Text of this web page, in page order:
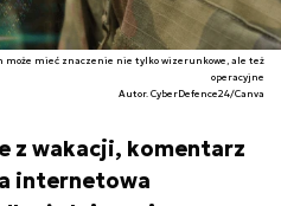
może mieć znaczenie nie tylko wizerunkowe, ale też
operacyjne
Autor. CyberDefence24/Canva
z wakacji, komentarz
internetowa